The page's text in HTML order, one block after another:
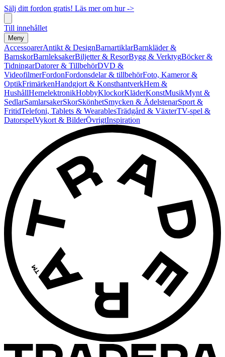
Sälj ditt fordon gratis! Läs mer om hur ->
Till innehållet
Meny
AccessoarerAntikt & DesignBarnartiklarBarnkläder &
BarnskorBarnleksakerBiljetter & ResorBygg & VerktygBöcker &
TidningarDatorer & TillbehörDVD &
VideofilmerFordonFordonsdelar & tillbehörFoto, Kameror &
OptikFrimärkenHandgjort & KonsthantverkHem &
HushållHemelektronikHobbyKlockorKläderKonstMusikMynt &
SedlarSamlarsakerSkorSkönhetSmycken & ÄdelstenarSport &
FritidTelefoni, Tablets & WearablesTrädgård & VäxterTV-spel &
DatorspelVykort & BilderÖvrigtInspiration